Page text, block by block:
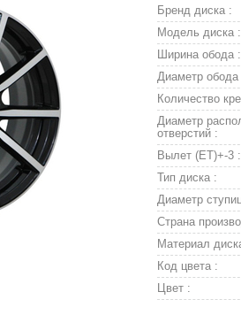
Бренд диска :
Модель диска :
Ширина обода :
Диаметр обода
Количество
Диаметр
отверстий :
Вылет (ET)+-3 :
Тип диска :
Диаметр
Страна
Материал
Код цвета :
Цвет :